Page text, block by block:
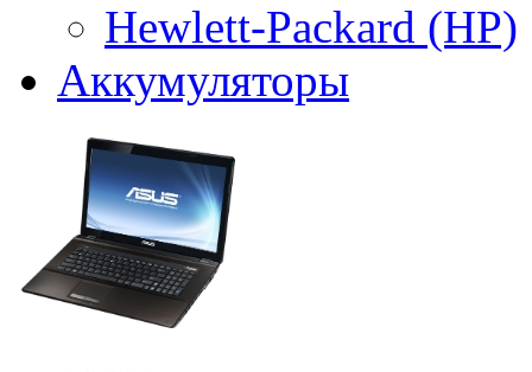
Hewlett-Packard (HP)
Аккумуляторы